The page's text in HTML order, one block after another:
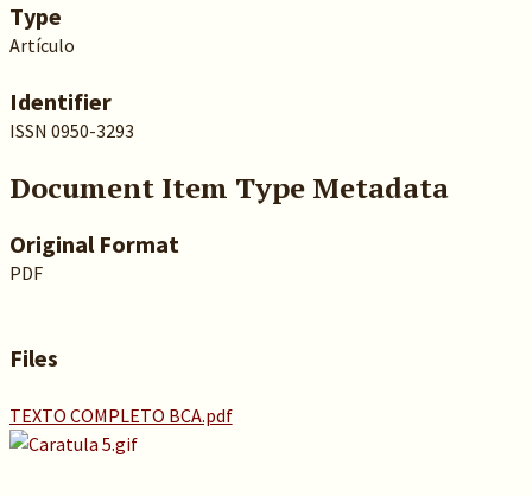
Type
Artículo
Identifier
ISSN 0950-3293
Document Item Type Metadata
Original Format
PDF
Files
TEXTO COMPLETO BCA.pdf